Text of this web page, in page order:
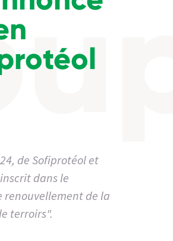
de Sofiprotéol et
dans le
renouvellement de la
terroirs".